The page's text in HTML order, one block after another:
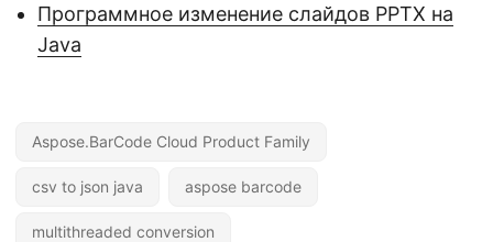
Программное изменение слайдов PPTX на
Java
Aspose.BarCode Cloud Product Family
csv to json java aspose barcode
multithreaded conversion